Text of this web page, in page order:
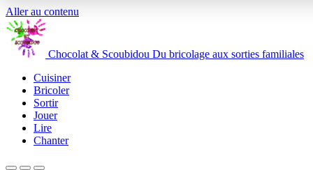
Aller au contenu
Chocolat & Scoubidou Du bricolage aux sorties familiales
Cuisiner
Bricoler
Sortir
Jouer
Lire
Chanter